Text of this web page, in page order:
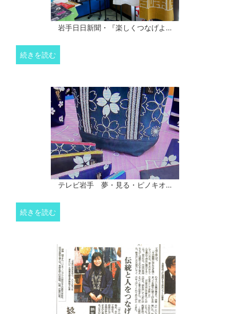
岩手日日新聞・『楽しくつなげよ…
続きを読む
テレビ岩手 夢・見る・ピノキオ…
続きを読む